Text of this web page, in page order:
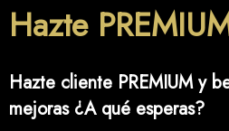
Hazte
Hazte cliente PREMIUM y
mejoras ¿A qué esperas?